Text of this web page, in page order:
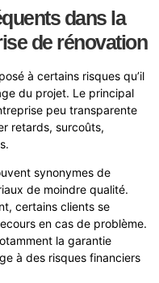
dans la
de rénovation
à certains risques qu’il
du projet. Le principal
peu transparente
retards, surcoûts,
synonymes de
de moindre qualité.
certains clients se
en cas de problème.
la garantie
à des risques financiers